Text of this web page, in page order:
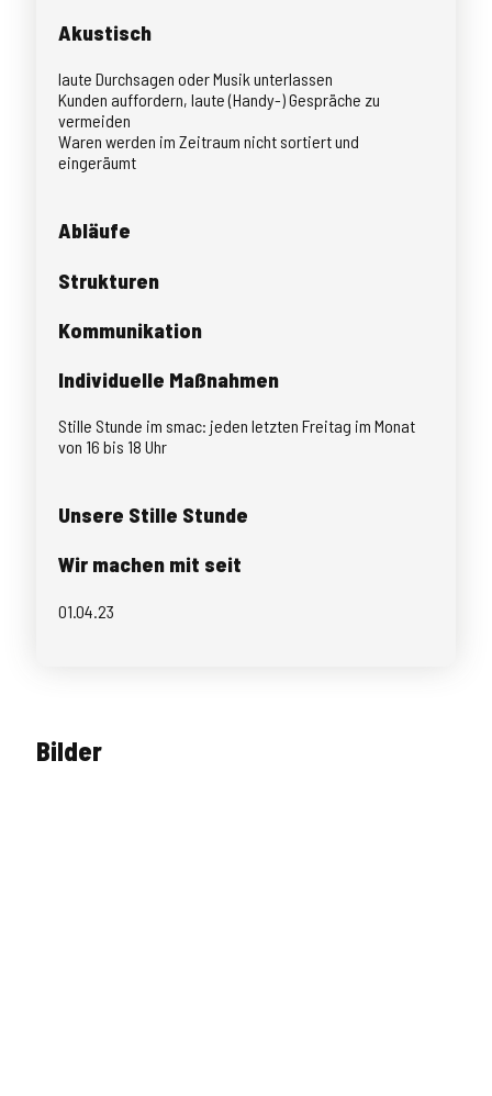
Akustisch
laute Durchsagen oder Musik unterlassen
Kunden auffordern, laute (Handy-) Gespräche zu
vermeiden
Waren werden im Zeitraum nicht sortiert und
eingeräumt
Abläufe
Strukturen
Kommunikation
Individuelle Maßnahmen
Stille Stunde im smac: jeden letzten Freitag im Monat
von 16 bis 18 Uhr
Unsere Stille Stunde
Wir machen mit seit
01.04.23
Bilder